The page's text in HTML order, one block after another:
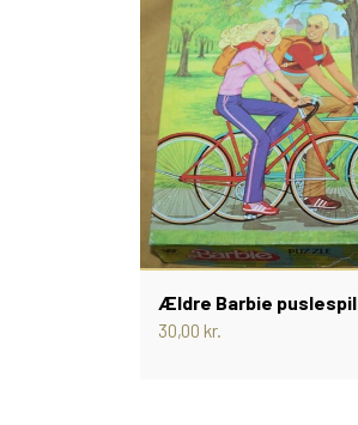
Ældre Barbie puslespil
30,00 kr.